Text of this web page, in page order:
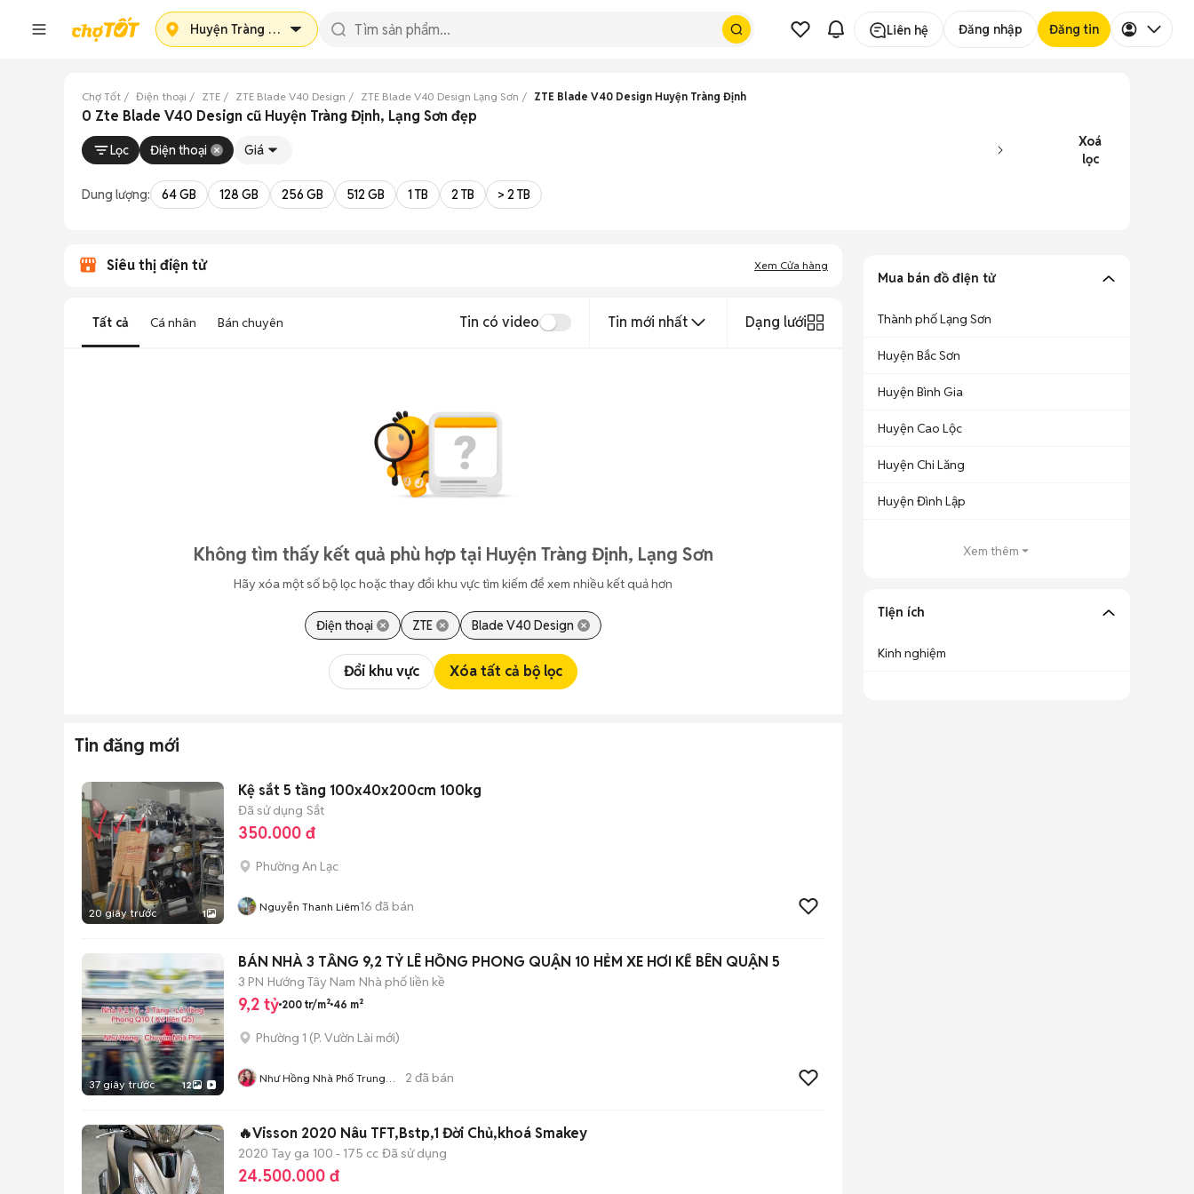
Huyện Tràng Định Liên hệ Đăng nhập Đăng tin
Chợ Tốt Điện thoại ZTE ZTE Blade V40 Design ZTE Blade V40 Design Lạng Sơn ZTE Blade V40 Design Huyện Tràng Định
0 Zte Blade V40 Design cũ Huyện Tràng Định, Lạng Sơn đẹp
Lọc Điện thoại Giá
Xoá
lọc
Dung lượng: 64 GB 128 GB 256 GB 512 GB 1 TB 2 TB > 2 TB
Siêu thị điện tử Xem Cửa hàng
Tất cả Cá nhân Bán chuyên Tin có video Tin mới nhất Dạng lưới
Không tìm thấy kết quả phù hợp tại Huyện Tràng Định, Lạng Sơn
Hãy xóa một số bộ lọc hoặc thay đổi khu vực tìm kiếm để xem nhiều kết quả hơn
Điện thoại ZTE Blade V40 Design
Đổi khu vực Xóa tất cả bộ lọc
Tin đăng mới
20 giây trước 1
Kệ sắt 5 tầng 100x40x200cm 100kg
Đã sử dụng Sắt
350.000 đ
Phường An Lạc
Nguyễn Thanh Liêm16 đã bán
37 giây trước 12
BÁN NHÀ 3 TẦNG 9,2 TỶ LÊ HỒNG PHONG QUẬN 10 HẺM XE HƠI KẾ BÊN QUẬN 5
3 PN Hướng Tây Nam Nhà phố liền kề
9,2 tỷ 200 tr/m² 46 m²
Phường 1 (P. Vườn Lài mới)
Như Hồng Nhà Phố Trung
2 đã bán
🔥Visson 2020 Nâu TFT,Bstp,1 Đời Chủ,khoá Smakey
2020 Tay ga 100 - 175 cc Đã sử dụng
24.500.000 đ
Mua bán đồ điện tử
Thành phố Lạng Sơn
Huyện Bắc Sơn
Huyện Bình Gia
Huyện Cao Lộc
Huyện Chi Lăng
Huyện Đình Lập
Xem thêm
Tiện ích
Kinh nghiệm